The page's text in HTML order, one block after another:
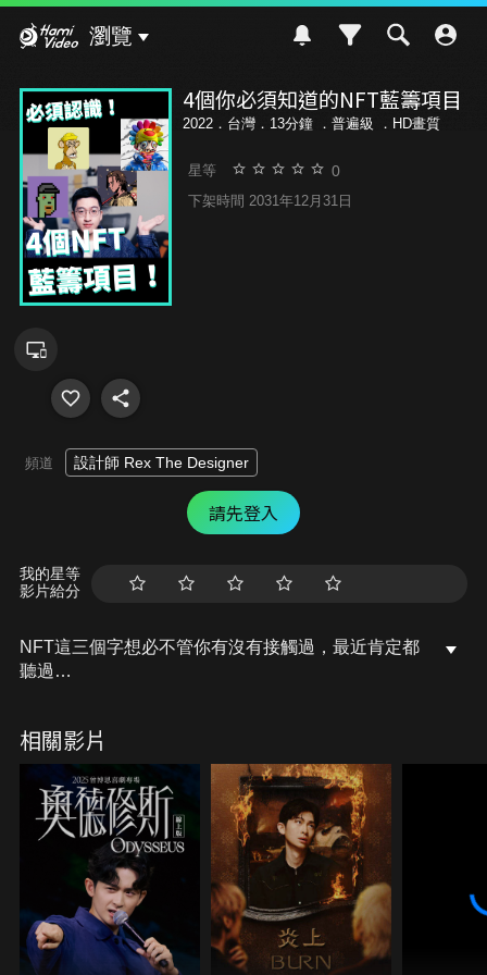
瀏覽
4個你必須知道的NFT藍籌項目
2022．台灣．13分鐘 ． 普遍級 ．HD畫質
星等 0
下架時間 2031年12月31日
頻道 設計師 Rex The Designer
請先登入
我的星等
影片給分
NFT這三個字想必不管你有沒有接觸過，最近肯定都
聽過
但請各位要知道，並不是所有的 NFT 都是有價值的
東西呀
今天來跟大家介紹，在當前 NFT 界被許多人稱之為
藍籌（就是很值錢啦）的項目有哪些！
相關影片